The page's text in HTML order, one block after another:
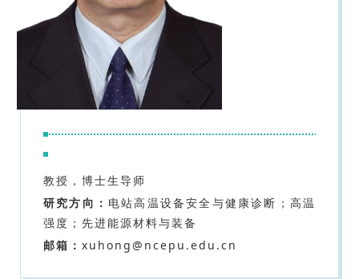
教授，博士生导师
研究方向： 电站高温设备安全与健康诊断；高温
强度；先进能源材料与装备
邮箱： xuhong@ncepu.edu.cn